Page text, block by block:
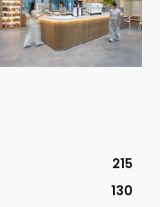
215
130